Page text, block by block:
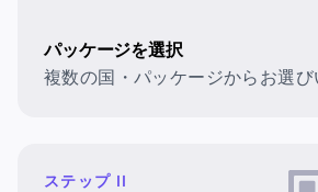
パッケージを選択
複数の国・パッケージからお選び
ステップ II